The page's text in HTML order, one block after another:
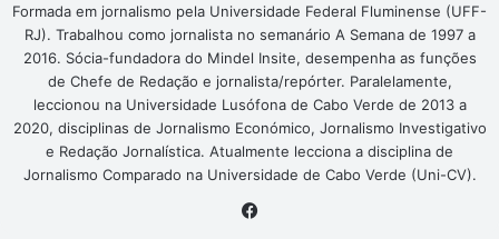
Formada em jornalismo pela Universidade Federal Fluminense (UFF-
RJ). Trabalhou como jornalista no semanário A Semana de 1997 a
2016. Sócia-fundadora do Mindel Insite, desempenha as funções
de Chefe de Redação e jornalista/repórter. Paralelamente,
leccionou na Universidade Lusófona de Cabo Verde de 2013 a
2020, disciplinas de Jornalismo Económico, Jornalismo Investigativo
e Redação Jornalística. Atualmente lecciona a disciplina de
Jornalismo Comparado na Universidade de Cabo Verde (Uni-CV).